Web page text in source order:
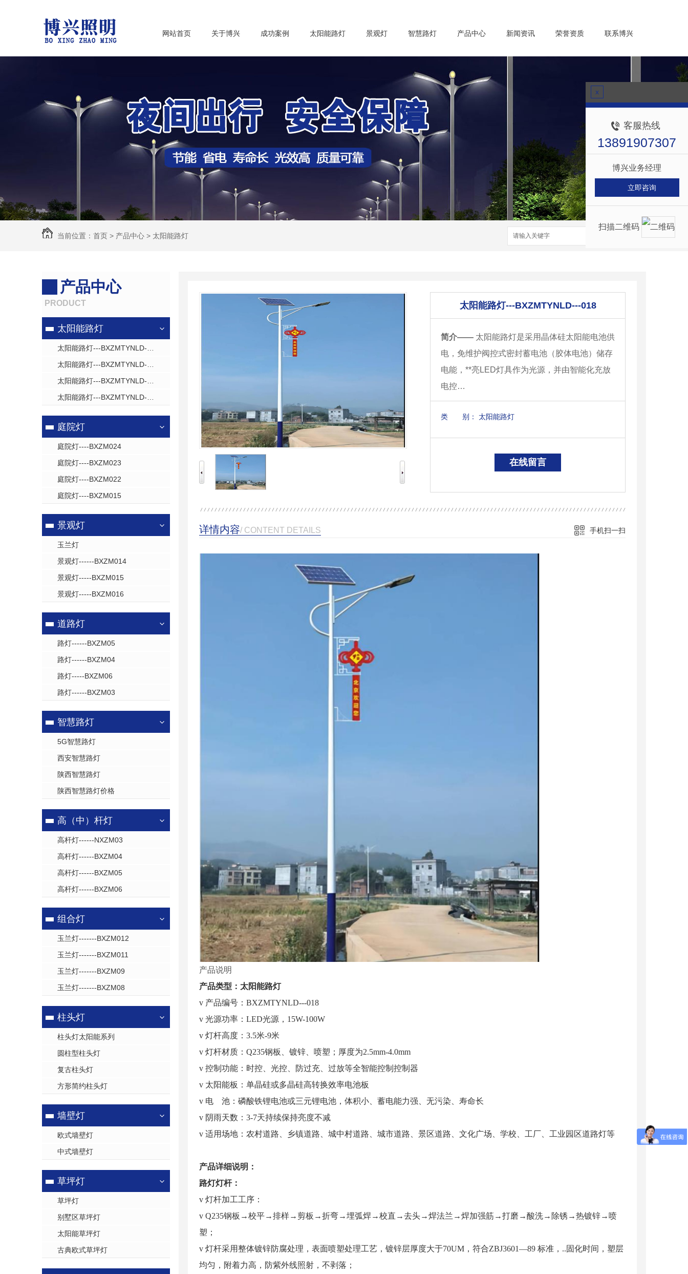
网站首页 关于博兴 成功案例 太阳能路灯 景观灯 智慧路灯 产品中心 新闻资讯 荣誉资质 联系博兴
当前位置： 首页 > 产品中心 > 太阳能路灯
产品中心
PRODUCT
太阳能路灯
庭院灯
庭院灯----BXZM024
庭院灯----BXZM023
庭院灯----BXZM022
庭院灯----BXZM015
景观灯
玉兰灯
景观灯------BXZM014
景观灯-----BXZM015
景观灯-----BXZM016
道路灯
路灯------BXZM05
路灯------BXZM04
路灯-----BXZM06
路灯------BXZM03
智慧路灯
5G智慧路灯
西安智慧路灯
陕西智慧路灯
陕西智慧路灯价格
高（中）杆灯
高杆灯------NXZM03
高杆灯------BXZM04
高杆灯------BXZM05
高杆灯------BXZM06
组合灯
玉兰灯-------BXZM012
玉兰灯-------BXZM011
玉兰灯-------BXZM09
玉兰灯-------BXZM08
柱头灯
柱头灯太阳能系列
圆柱型柱头灯
复古柱头灯
方形简约柱头灯
墙壁灯
欧式墙壁灯
中式墙壁灯
草坪灯
草坪灯
别墅区草坪灯
太阳能草坪灯
古典欧式草坪灯
太阳能路灯---BXZMTYNLD---018
简介—— 太阳能路灯是采用晶体硅太阳能电池供
电，免维护阀控式密封蓄电池（胶体电池）储存
电能，**亮LED灯具作为光源，并由智能化充放
电控…
类 别： 太阳能路灯
在线留言
详情内容/ CONTENT DETAILS 手机扫一扫
产品说明
产品类型： 太阳能路灯
v 产品编号：BXZMTYNLD---018
v 光源功率：LED光源，15W-100W
v 灯杆高度：3.5米-9米
v 灯杆材质：Q235钢板、镀锌、喷塑；厚度为2.5mm-4.0mm
v 控制功能：时控、光控、防过充、过放等全智能控制控制器
v 太阳能板：单晶硅或多晶硅高转换效率电池板
v 电 池：磷酸铁锂电池或三元锂电池，体积小、蓄电能力强、无污染、寿命长
v 阴雨天数：3-7天持续保持亮度不减
v 适用场地：农村道路、乡镇道路、城中村道路、城市道路、景区道路、文化广场、学校、工厂、工业园区道路灯等
产品详细说明：
路灯灯杆：
v 灯杆加工工序：
v Q235钢板→校平→排样→剪板→折弯→埋弧焊→校直→去头→焊法兰→焊加强筋→打磨→酸洗→除锈→热镀锌→喷
塑；
v 灯杆采用整体镀锌防腐处理，表面喷塑处理工艺，镀锌层厚度大于70UM，符合ZBJ3601—89 标准，..固化时间，塑层
均匀，附着力高，防紫外线照射，不剥落；
x
客服热线
13891907307
博兴业务经理
立即咨询
扫描二维码